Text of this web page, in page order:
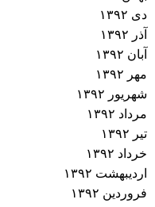
دی ۱۳۹۲
آذر ۱۳۹۲
آبان ۱۳۹۲
مهر ۱۳۹۲
شهریور ۱۳۹۲
مرداد ۱۳۹۲
تیر ۱۳۹۲
خرداد ۱۳۹۲
اردیبهشت ۱۳۹۲
فروردین ۱۳۹۲